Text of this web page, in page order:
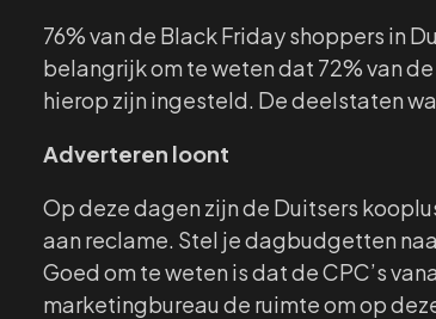
76% van de Black Friday shoppers in
belangrijk om te weten dat 72% van
hierop zijn ingesteld. De deelstaten
Adverteren loont
Op deze dagen zijn de Duitsers
aan reclame. Stel je dagbudgetten
Goed om te weten is dat de CPC’s
marketingbureau de ruimte om op